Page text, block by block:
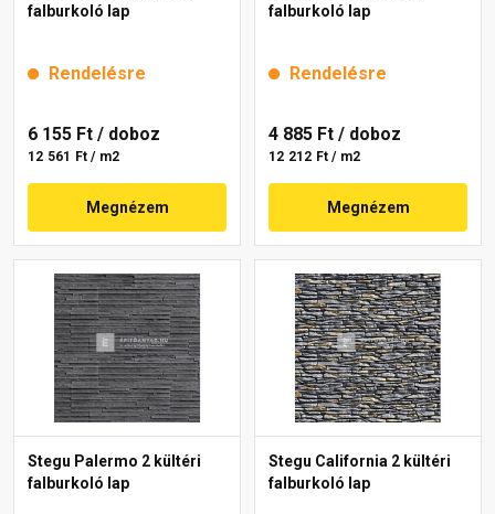
falburkoló lap
Rendelésre
6 155 Ft / doboz
12 561 Ft / m2
Megnézem
falburkoló lap
Rendelésre
4 885 Ft / doboz
12 212 Ft / m2
Megnézem
Stegu Palermo 2 kültéri
falburkoló lap
Stegu California 2 kültéri
falburkoló lap